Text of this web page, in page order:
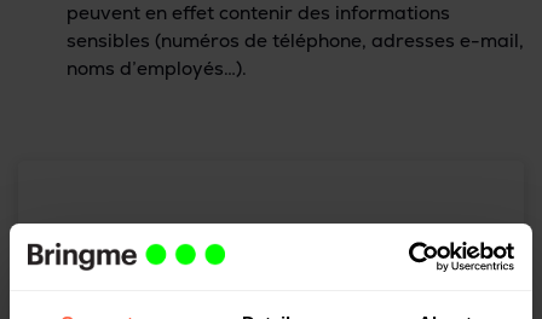
peuvent en effet contenir des informations
sensibles (numéros de téléphone, adresses e-mail,
noms d’employés…).
Bringme vous conseille pour mettre
votre accueil en conformité